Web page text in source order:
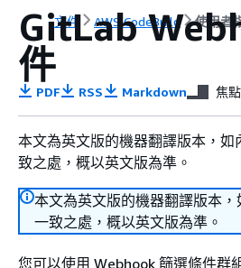
文件 AWS CodeBuild 使用者
GitLab
件
PDF RSS Markdown 焦
本文為英文版的機器翻譯版本，如
致之處，概以英文版為準。
本文為英文版的機器翻譯版本
一致之處，概以英文版為準。
您可以使用 Webhook 篩選條件群